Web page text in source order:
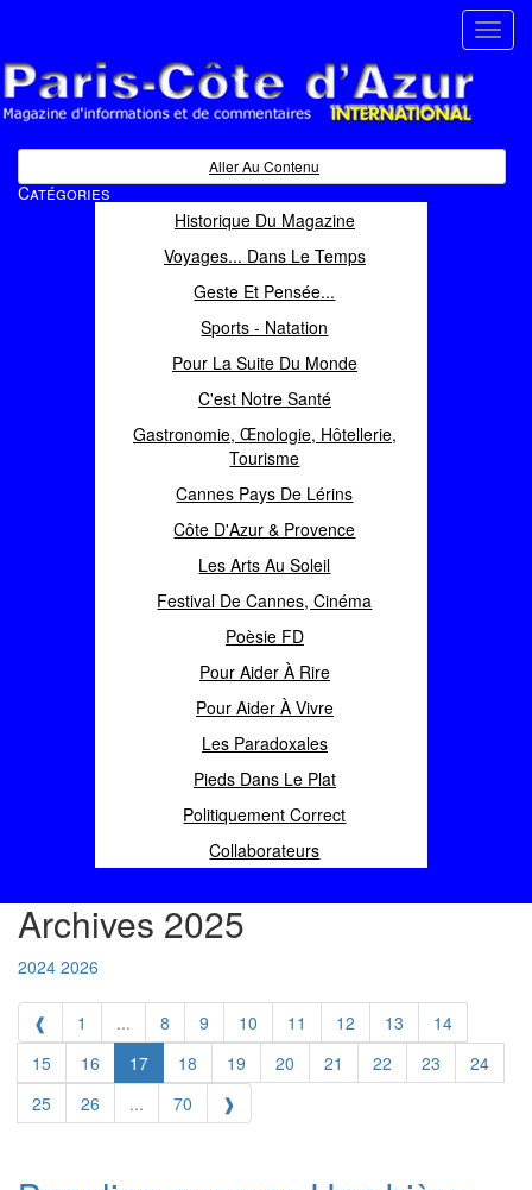
Magazine d'informations et de commentaires
Aller Au Contenu
Catégories
Historique Du Magazine
Voyages... Dans Le Temps
Geste Et Pensée...
Sports - Natation
Pour La Suite Du Monde
C'est Notre Santé
Gastronomie, Œnologie, Hôtellerie,
Tourisme
Cannes Pays De Lérins
Côte D'Azur & Provence
Les Arts Au Soleil
Festival De Cannes, Cinéma
Poèsie FD
Pour Aider À Rire
Pour Aider À Vivre
Les Paradoxales
Pieds Dans Le Plat
Politiquement Correct
Collaborateurs
Archives 2025
2024 2026
❰ 1 ... 8 9 10 11 12 13
14
15
16 17 18 19 20 21 22 23
24
25
26 ... 70 ❱